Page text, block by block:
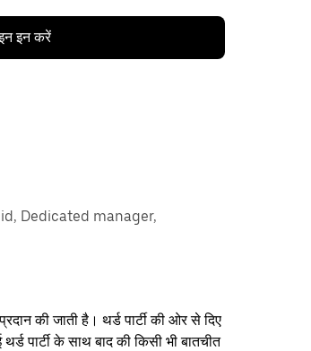
इन करें
Dedicated manager,
की जाती है। थर्ड पार्टी की ओर से दिए
पार्टी के साथ बाद की किसी भी बातचीत